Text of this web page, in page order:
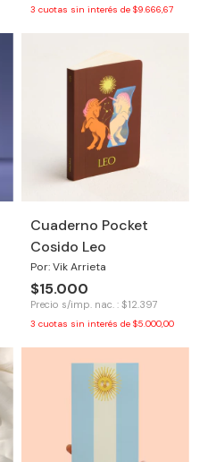
3 cuotas sin interés de $9.666,67
Cuaderno Pocket
Cosido Leo
Por: Vik Arrieta
$15.000
Precio s/imp. nac. : $12.397
3 cuotas sin interés de $5.000,00